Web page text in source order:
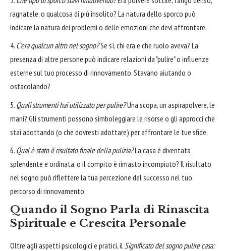
ragnatele, o qualcosa di più insolito? La natura dello sporco può
indicare la natura dei problemi o delle emozioni che devi affrontare.
C'era qualcun altro nel sogno?Se sì, chi era e che ruolo aveva? La
presenza di altre persone può indicare relazioni da "pulire" o influenze
esterne sul tuo processo di rinnovamento. Stavano aiutando o
ostacolando?
Quali strumenti hai utilizzato per pulire?Una scopa, un aspirapolvere, le
mani? Gli strumenti possono simboleggiare le risorse o gli approcci che
stai adottando (o che dovresti adottare) per affrontare le tue sfide.
Qual è stato il risultato finale della pulizia?La casa è diventata
splendente e ordinata, o il compito è rimasto incompiuto? Il risultato
nel sogno può riflettere la tua percezione del successo nel tuo
percorso di rinnovamento.
Quando il Sogno Parla di Rinascita
Spirituale e Crescita Personale
Oltre agli aspetti psicologici e pratici, il Significato del sogno pulire casa: